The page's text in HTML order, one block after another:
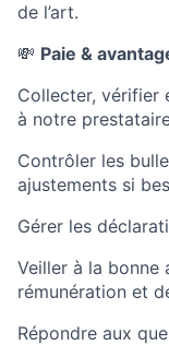
de l’art.
💸 Paie &
Collecter, vérifier
à notre
Contrôler les
ajustements si
Gérer les
Veiller à la
rémunération et
Répondre aux